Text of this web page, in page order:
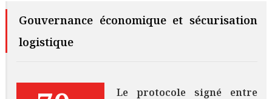
Gouvernance économique et sécurisation
logistique
Le protocole signé entre